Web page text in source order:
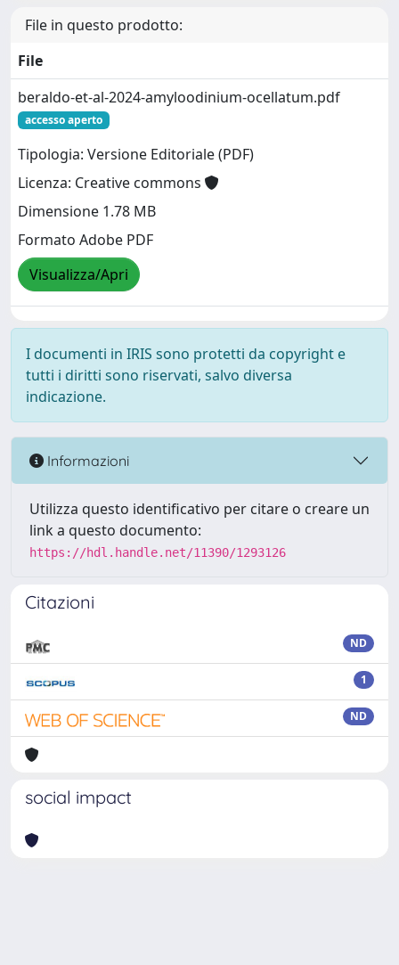
File in questo prodotto:
File
beraldo-et-al-2024-amyloodinium-ocellatum.pdf
accesso aperto
Tipologia: Versione Editoriale (PDF)
Licenza: Creative commons
Dimensione 1.78 MB
Formato Adobe PDF
Visualizza/Apri
I documenti in IRIS sono protetti da copyright e
tutti i diritti sono riservati, salvo diversa
indicazione.
Informazioni
Utilizza questo identificativo per citare o creare un
link a questo documento:
https://hdl.handle.net/11390/1293126
Citazioni
ND
1
ND
social impact